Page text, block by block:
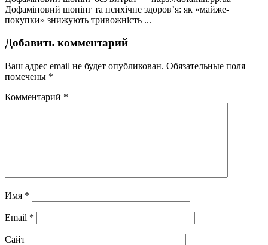
Дофаміновий шопінг та психічне здоров’я: як «майже-
покупки» знижують тривожність ...
Добавить комментарий
Ваш адрес email не будет опубликован. Обязательные поля
помечены *
Комментарий *
Имя *
Email *
Сайт